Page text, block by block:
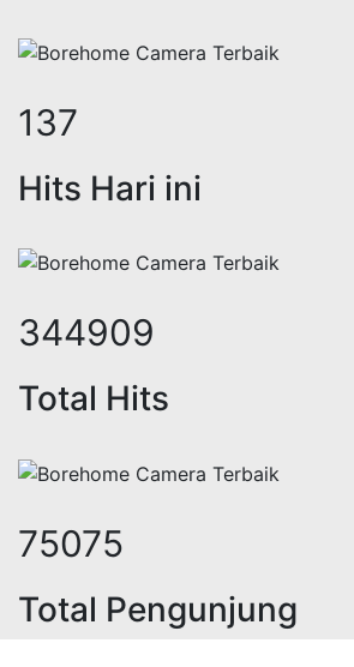
166
Hits Hari ini
422975
Total Hits
91758
Total Pengunjung